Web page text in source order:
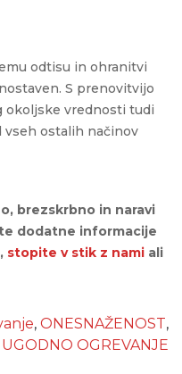
odtisu in ohranitvi
S prenovitvijo
okoljske vrednosti tudi
vseh ostalih načinov
brezskrbno in naravi
dodatne informacije
stopite v stik z nami ali
, ONESNAŽENOST,
UGODNO OGREVANJE